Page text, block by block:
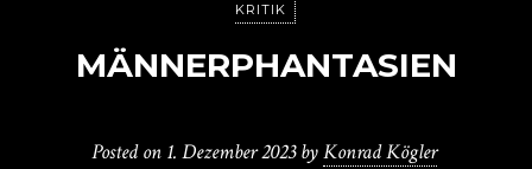
KRITIK
MÄNNERPHANTASIEN
Posted on 1. Dezember 2023 byKonrad Kögler